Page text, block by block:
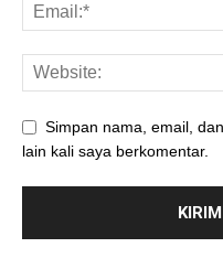
Simpan nama, email,
lain kali saya berkomentar.